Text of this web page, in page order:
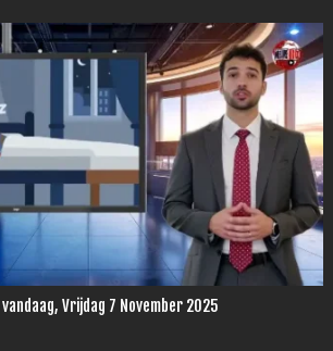
Vrijdag 7 November 2025